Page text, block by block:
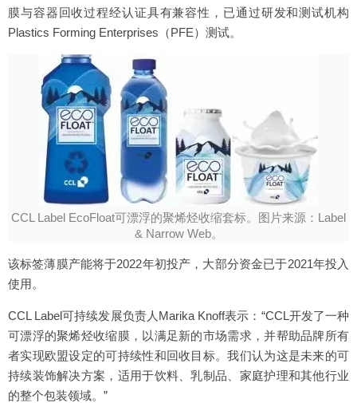
膜与容器回收过程经认证具有兼容性，已通过研发和测试机构
Plastics Forming Enterprises（PFE）测试。
CCL Label EcoFloat可漂浮的聚烯烃收缩套标。图片来源：Label
& Narrow Web。
该标签薄膜产能将于2022年初投产，大部分资金已于2021年投入
使用。
CCL Label可持续发展负责人Marika Knoff表示：“CCL开发了一种
可漂浮的聚烯烃收缩膜，以满足新的市场需求，并帮助品牌所有
者实现欧盟设定的可持续性和回收目标。我们认为这是未来的可
持续装饰解决方案，适用于饮料、乳制品、家庭护理和其他行业
的整个包装领域。”